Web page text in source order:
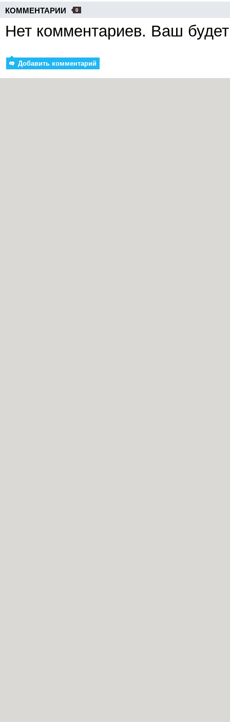
0
КОММЕНТАРИИ
Нет комментариев. Ваш
Добавить комментарий